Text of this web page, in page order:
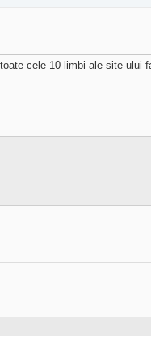
cele 10 limbi ale site-ului